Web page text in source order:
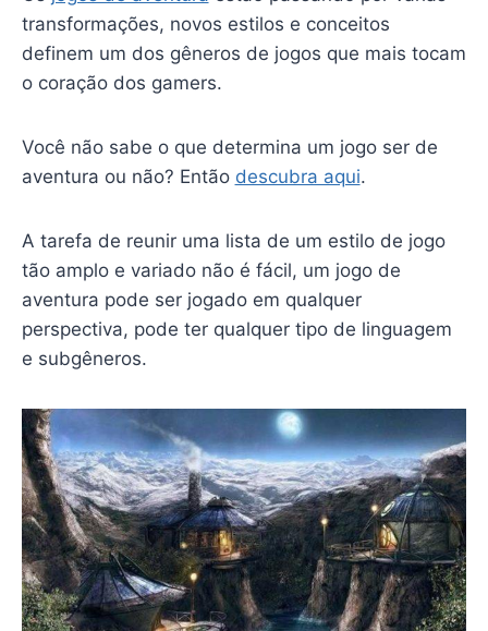
transformações, novos estilos e conceitos
definem um dos gêneros de jogos que mais tocam
o coração dos gamers.
Você não sabe o que determina um jogo ser de
aventura ou não? Então descubra aqui.
A tarefa de reunir uma lista de um estilo de jogo
tão amplo e variado não é fácil, um jogo de
aventura pode ser jogado em qualquer
perspectiva, pode ter qualquer tipo de linguagem
e subgêneros.